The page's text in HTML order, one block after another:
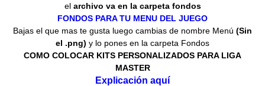
el archivo va en la carpeta fondos
FONDOS PARA TU MENU DEL JUEGO
Bajas el que mas te gusta luego cambias de nombre Menú (Sin
el .png) y lo pones en la carpeta Fondos
COMO COLOCAR KITS PERSONALIZADOS PARA LIGA
MASTER
Explicación aquí